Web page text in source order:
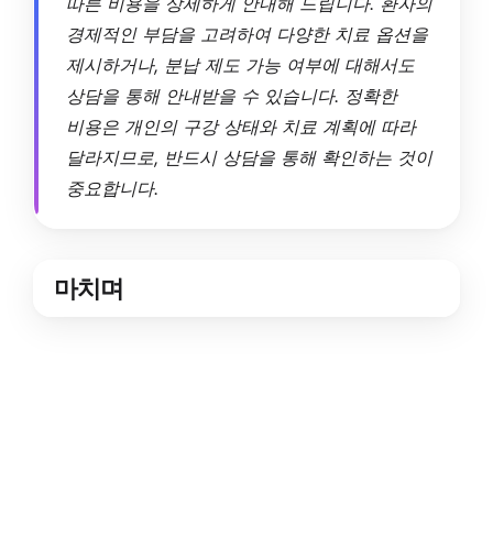
경제적인 부담을 고려하여 다양한 치료 옵션을
제시하거나, 분납 제도 가능 여부에 대해서도
상담을 통해 안내받을 수 있습니다. 정확한
비용은 개인의 구강 상태와 치료 계획에 따라
달라지므로, 반드시 상담을 통해 확인하는 것이
중요합니다.
마치며